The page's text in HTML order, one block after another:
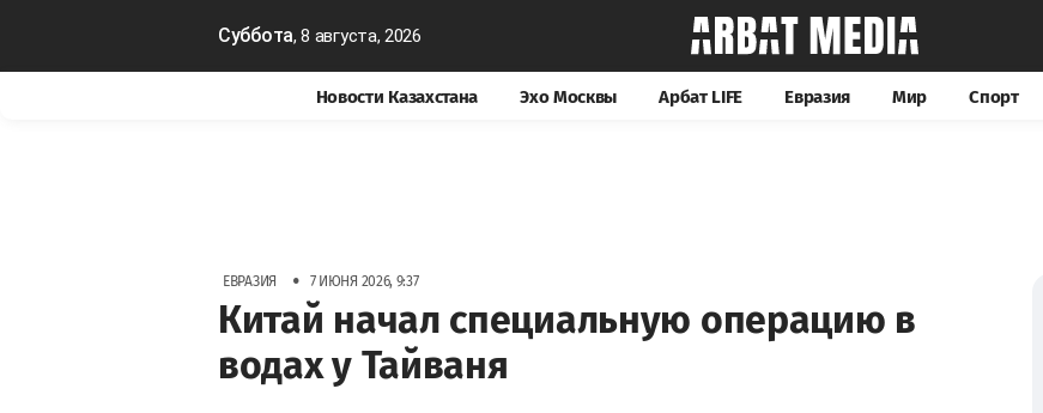
Суббота, 8 августа, 2026
Новости Казахстана Эхо Москвы Арбат LIFE Евразия Мир Спорт
ЕВРАЗИЯ • 7 ИЮНЯ 2026, 9:37
Китай начал специальную операцию в
водах у Тайваня